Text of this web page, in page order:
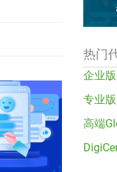
热门
企业
专业
高端